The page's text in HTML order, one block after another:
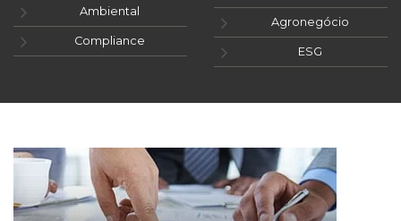
Ambiental
Compliance
Agronegócio
ESG